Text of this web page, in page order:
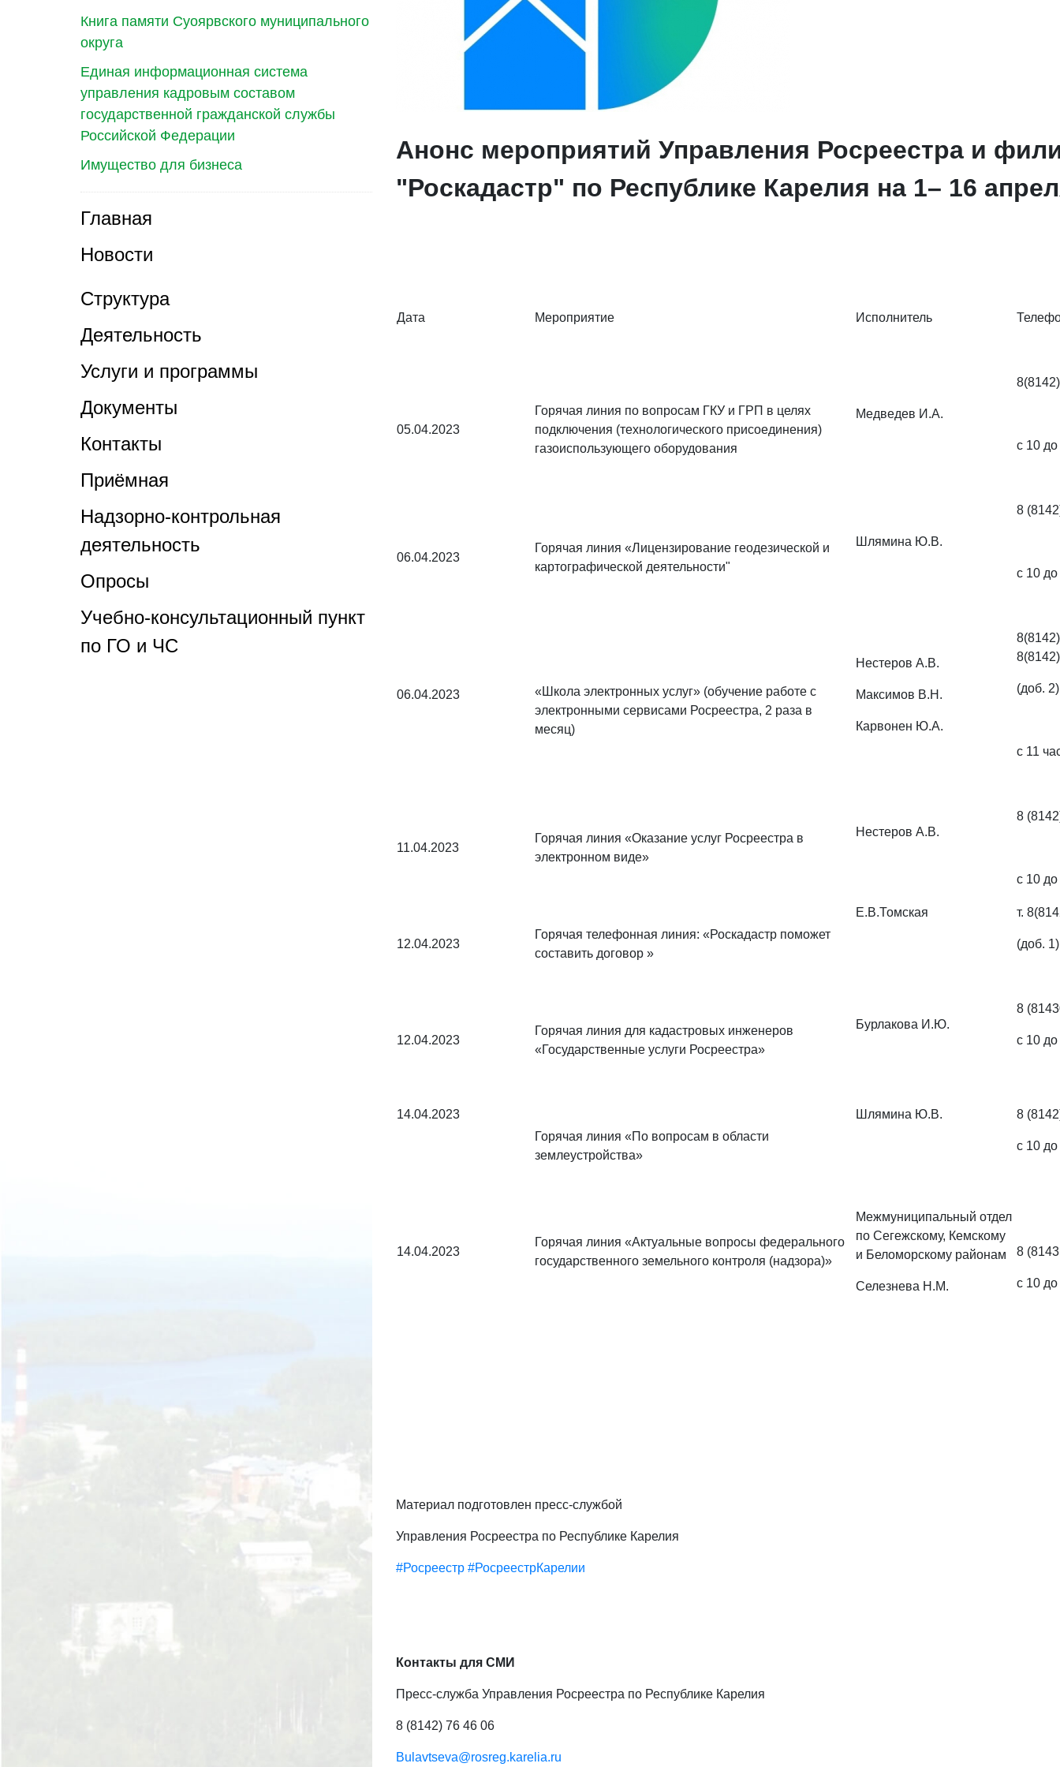
Книга памяти Суоярвского муниципального
округа
Единая информационная система
управления кадровым составом
государственной гражданской службы
Российской Федерации
Имущество для бизнеса
Главная
Новости
Структура
Деятельность
Услуги и программы
Документы
Контакты
Приёмная
Надзорно-контрольная
деятельность
Опросы
Учебно-консультационный пункт
по ГО и ЧС
Анонс мероприятий Управления Росреестра и
"Роскадастр" по Республике Карелия на 1– 16
Дата Мероприятие Исполнитель
05.04.2023
Горячая линия по вопросам ГКУ и ГРП в целях
подключения (технологического присоединения)
газоиспользующего оборудования
Медведев И.А.
с 10
06.04.2023
Горячая линия «Лицензирование геодезической и
картографической деятельности"
Шлямина Ю.В.
8
с 10
06.04.2023
«Школа электронных услуг» (обучение работе с
электронными сервисами Росреестра, 2 раза в
месяц)
Нестеров А.В.
Максимов В.Н.
Карвонен Ю.А.
(доб. 2)
с 11
11.04.2023
Горячая линия «Оказание услуг Росреестра в
электронном виде»
Нестеров А.В.
8
с 10
12.04.2023
Горячая телефонная линия: «Роскадастр поможет
составить договор »
Е.В.Томская т.
(доб. 1)
12.04.2023
Горячая линия для кадастровых инженеров
«Государственные услуги Росреестра»
Бурлакова И.Ю.
8
с 10
14.04.2023
Горячая линия «По вопросам в области
землеустройства»
Шлямина Ю.В. 8
с 10
14.04.2023
Горячая линия «Актуальные вопросы федерального
государственного земельного контроля (надзора)»
Межмуниципальный отдел
по Сегежскому, Кемскому
и Беломорскому районам
Селезнева Н.М.
8
с 10
Материал подготовлен пресс-службой
Управления Росреестра по Республике Карелия
#Росреестр #РосреестрКарелии
Контакты для СМИ
Пресс-служба Управления Росреестра по Республике Карелия
8 (8142) 76 46 06
Bulavtseva@rosreg.karelia.ru